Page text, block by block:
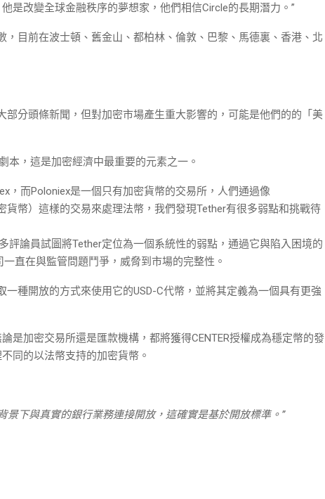
是改變全球金融秩序的夢想家，他們相信Circle的長期潛力。”
，目前在波士頓、舊金山、都柏林、倫敦、巴黎、馬德裏、香港、北
部分頭條新聞，但對加密市場產生重大影響的，可能是他們的的「美
本，這是加密經濟中最重要的元素之一。
，而Poloniex是一個只有加密貨幣的交易所，人們通過像
貨幣）這樣的交易來處理法幣，我們發現Tether有很多弱點和挑戰待
評論員試圖將Tether定位為一個系統性的弱點，通過它與陷入困境的
直在與監管問題鬥爭，威脅到市場的完整性。
種開放的方式來使用它的USD-C代幣，並將其定義為一個具有更強
是加密交易所還是匯款機構，都將獲得CENTER授權成為穩定幣的發
同的以法幣支持的加密貨幣。
景下與真實的銀行業務連接開放，這確實是基於開放標準。”